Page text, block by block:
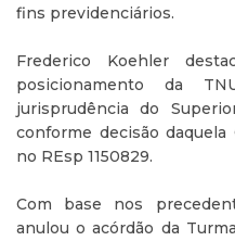
fins previdenciários.
Frederico Koehler
posicionamento da
jurisprudência do
conforme decisão
no REsp 1150829.
Com base nos
anulou o acórdão da